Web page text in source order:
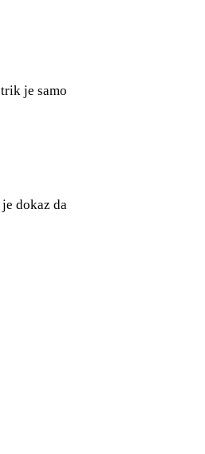
je samo
dokaz da